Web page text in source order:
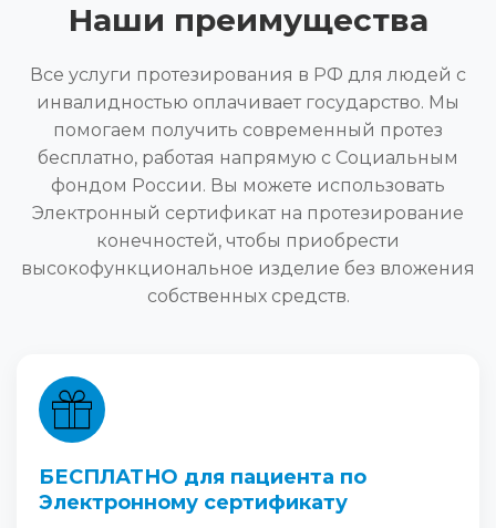
Наши преимущества
Все услуги протезирования в РФ для людей с
инвалидностью оплачивает государство. Мы
помогаем получить современный протез
бесплатно, работая напрямую с Социальным
фондом России. Вы можете использовать
Электронный сертификат на протезирование
конечностей, чтобы приобрести
высокофункциональное изделие без вложения
собственных средств.
БЕСПЛАТНО для пациента по
Электронному сертификату